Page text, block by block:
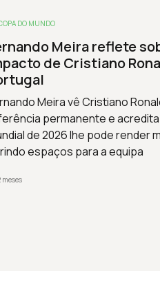
DO MUNDO
Meira reflete
de Cristiano
Meira vê Cristiano
permanente e
de 2026 lhe pode render
espaços para a equipa
meses